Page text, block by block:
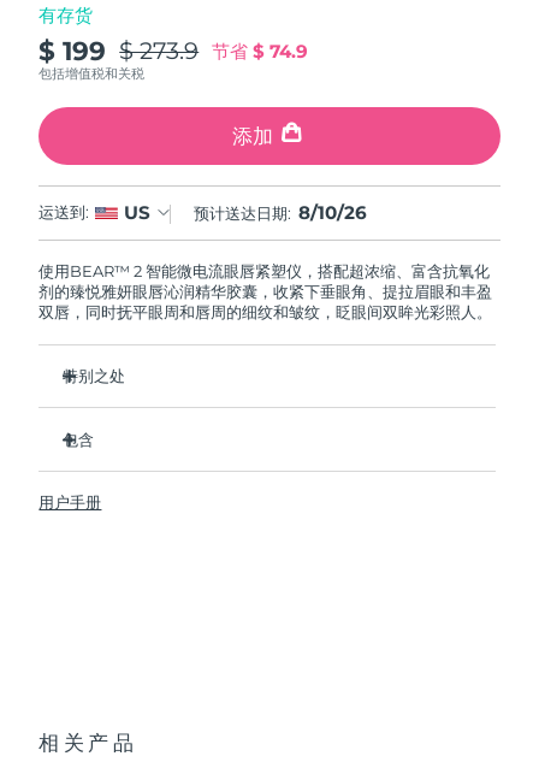
有存货
$ 199 $ 273.9 节省 $ 74.9
包括增值税和关税
添加
运送到: US 预计送达日期: 8/10/26
使用BEAR™ 2 智能微电流眼唇紧塑仪，搭配超浓缩、富含抗氧化
剂的臻悦雅妍眼唇沁润精华胶囊，收紧下垂眼角、提拉眉眼和丰盈
双唇，同时抚平眼周和唇周的细纹和皱纹，眨眼间双眸光彩照人。
特别之处
2种革命性的微电流：Tapping Microcurrent™ + Lifting
Microcurrent™
咖啡因具有抗炎作用，可以减轻浮肿，并有助于紧致肌肤。
包含
SUPERCHARGED™ Eye & Lip Contour Booster
用户手册
相关产品
土耳其
阿拉伯联合酋长国 预计送达日期8/10/26
英国 预计送达日期8/9/26
美国 预计送达日期
乌兹别克斯坦 预计送达日期8/14/26
越南